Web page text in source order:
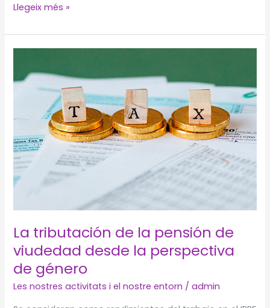
Las
en
la
judicial
Llegeix més »
La tributación de la pensión de
viudedad desde la perspectiva
de género
Les nostres activitats i el nostre entorn /admin